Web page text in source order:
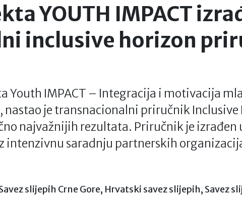
YOUTH IMPACT
inclusive horizon
Youth IMPACT – Integracija i motivacija
je transnacionalni priručnik Inclusive
najvažnijih rezultata. Priručnik je izrađen
intenzivnu saradnju partnerskih
slijepih Crne Gore, Hrvatski savez slijepih, Savez